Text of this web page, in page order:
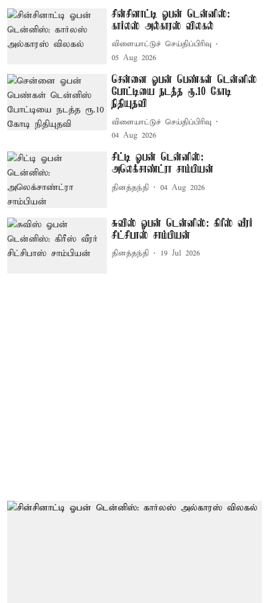
சின்சினாட்டி ஓபன் டென்னிஸ்:
கார்லஸ் அல்காரஸ் விலகல்
விளையாட்டுச் செய்திப்பிரிவு
05 Aug 2026
சென்னை ஓபன் பெண்கள் டென்னிஸ்
போட்டியை நடத்த ரூ.10 கோடி
நிதியுதவி
விளையாட்டுச் செய்திப்பிரிவு
04 Aug 2026
சிட்டி ஓபன் டென்னிஸ்:
அலெக்சாண்ட்ரா சாம்பியன்
தினத்தந்தி 04 Aug 2026
சுவிஸ் ஓபன் டென்னிஸ்: கிரீஸ் வீரர்
சிட்சிபாஸ் சாம்பியன்
தினத்தந்தி 19 Jul 2026